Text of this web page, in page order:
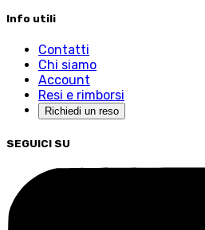
Info utili
Contatti
Chi siamo
Account
Resi e rimborsi
Richiedi un reso
SEGUICI SU